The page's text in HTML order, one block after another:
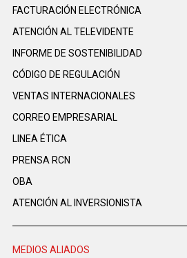
FACTURACIÓN ELECTRÓNICA
ATENCIÓN AL TELEVIDENTE
INFORME DE SOSTENIBILIDAD
CÓDIGO DE REGULACIÓN
VENTAS INTERNACIONALES
CORREO EMPRESARIAL
LINEA ÉTICA
PRENSA RCN
OBA
ATENCIÓN AL INVERSIONISTA
MEDIOS ALIADOS